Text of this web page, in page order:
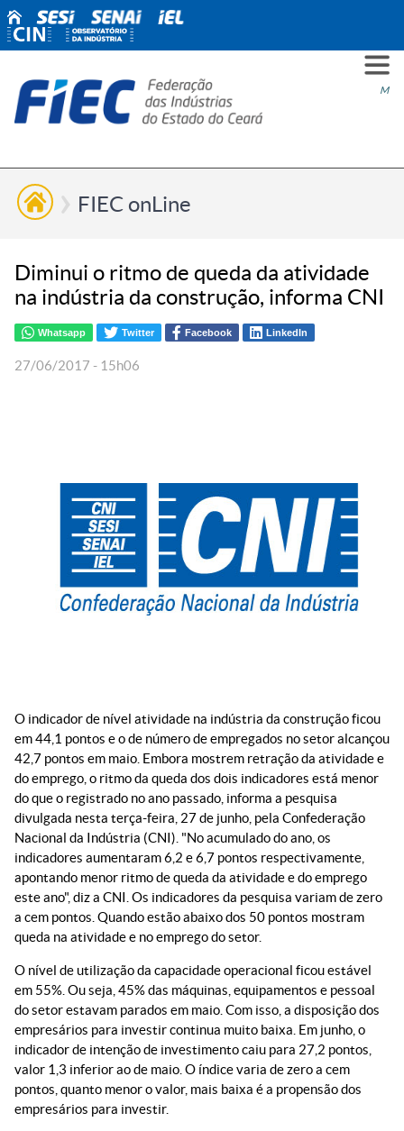
Menu
VOCÊ
ESG
NÓS
FIEC onLine
Diminui o ritmo de queda da atividade
na indústria da construção, informa CNI
Whatsapp Twitter Facebook LinkedIn
27/06/2017 - 15h06
O indicador de nível atividade na indústria da construção ficou
em 44,1 pontos e o de número de empregados no setor alcançou
42,7 pontos em maio. Embora mostrem retração da atividade e
do emprego, o ritmo da queda dos dois indicadores está menor
do que o registrado no ano passado, informa a pesquisa
divulgada nesta terça-feira, 27 de junho, pela Confederação
Nacional da Indústria (CNI). "No acumulado do ano, os
indicadores aumentaram 6,2 e 6,7 pontos respectivamente,
apontando menor ritmo de queda da atividade e do emprego
este ano", diz a CNI. Os indicadores da pesquisa variam de zero
a cem pontos. Quando estão abaixo dos 50 pontos mostram
queda na atividade e no emprego do setor.
O nível de utilização da capacidade operacional ficou estável
em 55%. Ou seja, 45% das máquinas, equipamentos e pessoal
do setor estavam parados em maio. Com isso, a disposição dos
empresários para investir continua muito baixa. Em junho, o
indicador de intenção de investimento caiu para 27,2 pontos,
valor 1,3 inferior ao de maio. O índice varia de zero a cem
pontos, quanto menor o valor, mais baixa é a propensão dos
empresários para investir.